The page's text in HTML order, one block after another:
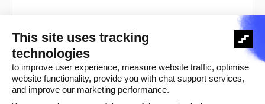
Derechos de autor ©️ 2025
Política de Cookies
Términos y Condiciones
Aviso Legal